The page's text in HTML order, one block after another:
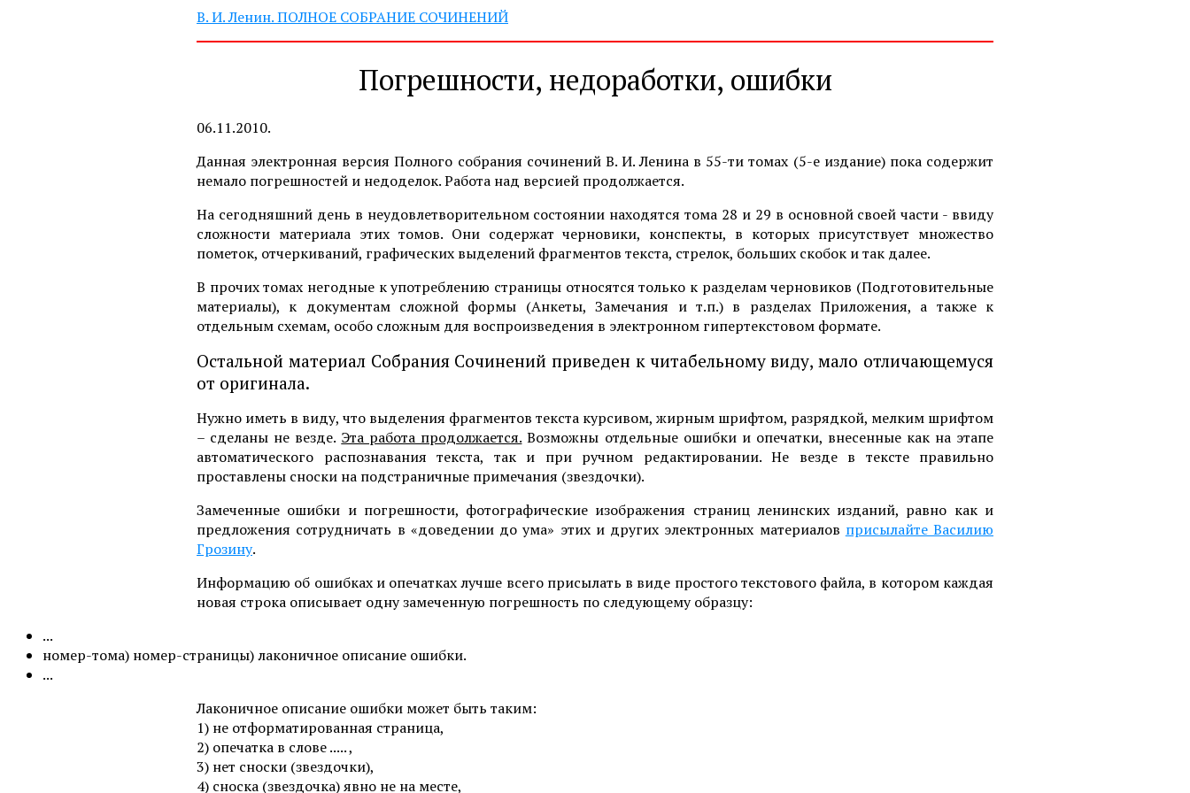
В. И. Ленин. ПОЛНОЕ СОБРАНИЕ СОЧИНЕНИЙ
Погрешности, недоработки, ошибки
06.11.2010.
Данная электронная версия Полного собрания сочинений В. И. Ленина в 55-ти томах (5-е издание) пока содержит
немало погрешностей и недоделок. Работа над версией продолжается.
На сегодняшний день в неудовлетворительном состоянии находятся тома 28 и 29 в основной своей части - ввиду
сложности материала этих томов. Они содержат черновики, конспекты, в которых присутствует множество
пометок, отчеркиваний, графических выделений фрагментов текста, стрелок, больших скобок и так далее.
В прочих томах негодные к употреблению страницы относятся только к разделам черновиков (Подготовительные
материалы), к документам сложной формы (Анкеты, Замечания и т.п.) в разделах Приложения, а также к
отдельным схемам, особо сложным для воспроизведения в электронном гипертекстовом формате.
Остальной материал Собрания Сочинений приведен к читабельному виду, мало отличающемуся
от оригинала.
Нужно иметь в виду, что выделения фрагментов текста курсивом, жирным шрифтом, разрядкой, мелким шрифтом
– сделаны не везде. Эта работа продолжается. Возможны отдельные ошибки и опечатки, внесенные как на этапе
автоматического распознавания текста, так и при ручном редактировании. Не везде в тексте правильно
проставлены сноски на подстраничные примечания (звездочки).
Замеченные ошибки и погрешности, фотографические изображения страниц ленинских изданий, равно как и
предложения сотрудничать в «доведении до ума» этих и других электронных материалов присылайте Василию
Грозину.
Информацию об ошибках и опечатках лучше всего присылать в виде простого текстового файла, в котором каждая
новая строка описывает одну замеченную погрешность по следующему образцу:
...
номер-тома) номер-страницы) лаконичное описание ошибки.
...
Лаконичное описание ошибки может быть таким:
1) не отформатированная страница,
2) опечатка в слове ..... ,
3) нет сноски (звездочки),
4) сноска (звездочка) явно не на месте,